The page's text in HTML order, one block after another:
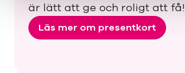
är lätt att ge och roligt att få!
Läs mer om presentkort